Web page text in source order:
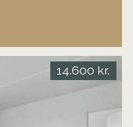
14.600 kr.